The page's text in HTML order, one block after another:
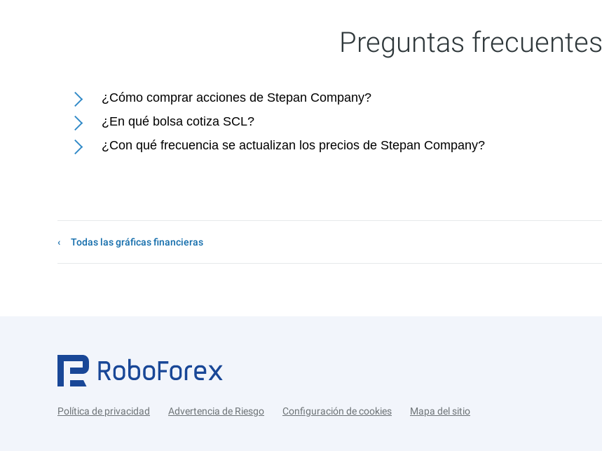
Preguntas frecuentes
¿Cómo comprar acciones de Stepan Company?
¿En qué bolsa cotiza SCL?
¿Con qué frecuencia se actualizan los precios de Stepan Company?
Todas las gráficas financieras
Política de privacidad Advertencia de Riesgo Configuración de cookies Mapa del sitio